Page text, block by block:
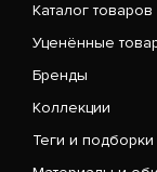
Каталог товаров
Уценённые
Бренды
Коллекции
Теги и подборки